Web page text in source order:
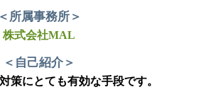
＜所属事務所＞
株式会社MAL
＜自己紹介＞
策にとても有効な手段です。